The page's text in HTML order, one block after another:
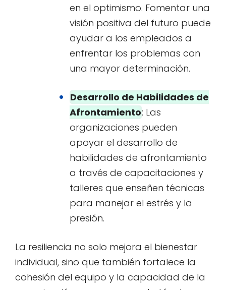
en el optimismo. Fomentar una
visión positiva del futuro puede
ayudar a los empleados a
enfrentar los problemas con
una mayor determinación.
Desarrollo de Habilidades de
Afrontamiento: Las
organizaciones pueden
apoyar el desarrollo de
habilidades de afrontamiento
a través de capacitaciones y
talleres que enseñen técnicas
para manejar el estrés y la
presión.
La resiliencia no solo mejora el bienestar
individual, sino que también fortalece la
cohesión del equipo y la capacidad de la